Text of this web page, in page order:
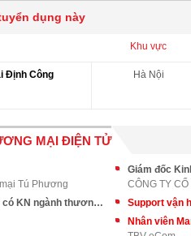
dụng này
Khu vực
Định Công
Hà Nội
MẠI ĐIỆN TỬ
Tú Phương
Giám đốc
CÔNG TY
Tuyển NV Seller Support Executive có KN ngành thương mại điện tử
Support vận
Nhân viên